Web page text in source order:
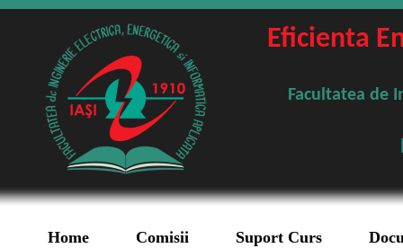
Eficienta
Facultatea de
Home Comisii Suport Curs